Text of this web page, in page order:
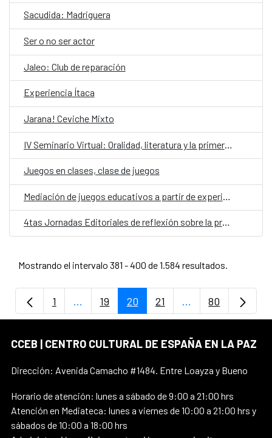
Sacudida: Madriguera
Ser o no ser actor
Jaleo: Club de reparación
Experiencia Ítaca
Jarana! Ceviche Mixto
IV Seminario Virtual: Oralidad, literatura y la primera infancia
Juegos en clases, clase de juegos
4tas Jornadas Editoriales de reflexión sobre la producción editorial
Mostrando el intervalo 381 - 400 de 1.584 resultados.
Página
1 ...Páginas intermedias Use TAB para
Página
19 Página
20 Página
21 ...PáginasPágina
80
CCEB | CENTRO CULTURAL DE ESPAÑA EN LA PAZ
Dirección: Avenida Camacho #1484. Entre Loayza y Bueno
Horario de atención: lunes a sábado de 9:00 a 21:00 hrs
Atención en Mediateca: lunes a viernes de 10:00 a 21:00 hrs y
sábados de 10:00 a 18:00 hrs